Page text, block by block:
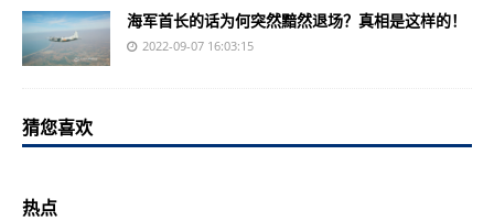
海军首长的话为何突然黯然退场？真相是这样的！
2022-09-07 16:03:15
猜您喜欢
热点